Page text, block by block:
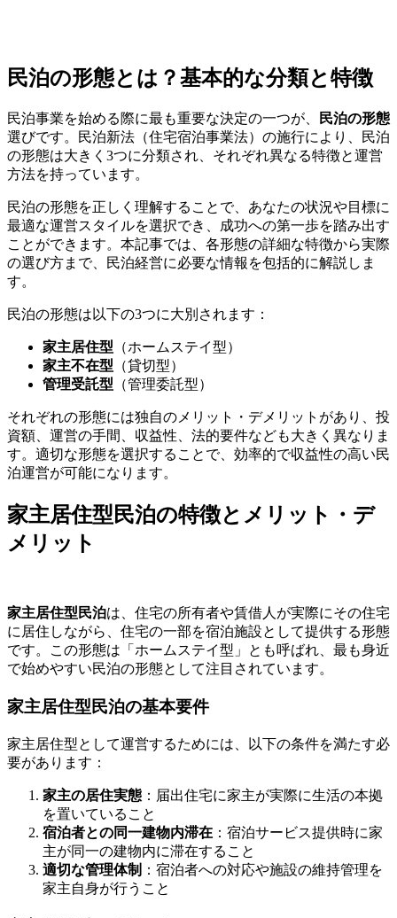
民泊の形態とは？基本的な分類と特徴
民泊事業を始める際に最も重要な決定の一つが、
民泊の形態
選びです。民泊新法（住宅宿泊事業法）の施行により、民泊
の形態は大きく3つに分類され、それぞれ異なる特徴と運営
方法を持っています。
民泊の形態を正しく理解することで、あなたの状況や目標に
最適な運営スタイルを選択でき、成功への第一歩を踏み出す
ことができます。本記事では、各形態の詳細な特徴から実際
の選び方まで、民泊経営に必要な情報を包括的に解説しま
す。
民泊の形態は以下の3つに大別されます：
家主居住型 （ホームステイ型）
家主不在型 （貸切型）
管理受託型 （管理委託型）
それぞれの形態には独自のメリット・デメリットがあり、投
資額、運営の手間、収益性、法的要件なども大きく異なりま
す。適切な形態を選択することで、効率的で収益性の高い民
泊運営が可能になります。
家主居住型民泊の特徴とメリット・デ
メリット
家主居住型民泊は、住宅の所有者や賃借人が実際にその住宅
に居住しながら、住宅の一部を宿泊施設として提供する形態
です。この形態は「ホームステイ型」とも呼ばれ、最も身近
で始めやすい民泊の形態として注目されています。
家主居住型民泊の基本要件
家主居住型として運営するためには、以下の条件を満たす必
要があります：
家主の居住実態 ：届出住宅に家主が実際に生活の本拠
を置いていること
宿泊者との同一建物内滞在 ：宿泊サービス提供時に家
主が同一の建物内に滞在すること
適切な管理体制 ：宿泊者への対応や施設の維持管理を
家主自身が行うこと